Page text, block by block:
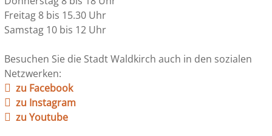
Freitag 8 bis 15.30 Uhr
Samstag 10 bis 12 Uhr
Besuchen Sie die Stadt Waldkirch auch in den sozialen
Netzwerken:
zu Facebook
zu Instagram
zu Youtube